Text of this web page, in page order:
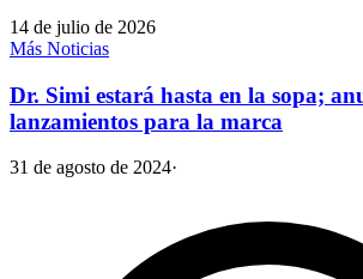
14 de julio de 2026
Más Noticias
Dr. Simi estará hasta en la sopa;
lanzamientos para la marca
31 de agosto de 2024·